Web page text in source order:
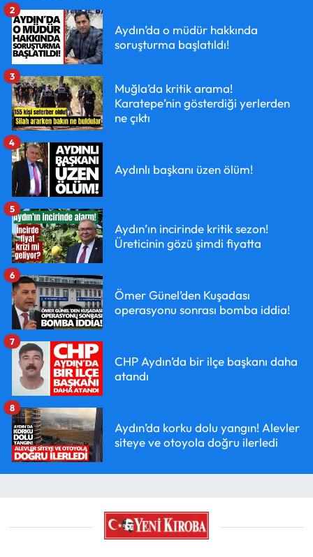
Aydın’da o müdür hakkında
soruşturma başlatıldı!
2
Muğla’da kritik arama!
Karatepe’nin gösterdiği yerlerden
ne çıktı
3
Aydınlı başkanı üzen ölüm!
4
Aydın’ın incirinde kritik sezon!
Üreticinin gözü şimdi fiyatta
5
Ömer Günel’den Kuşadası
operasyonu sonrası bomba iddia!
6
CHP Aydın’da bir ilçe başkanı daha
atandı
7
Aydın’da korku dolu yangın! Alevler
siteye ve otoyola doğru ilerledi
8